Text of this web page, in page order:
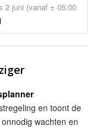
2 juni (vanaf ± 05:00
en toont de
wachten en